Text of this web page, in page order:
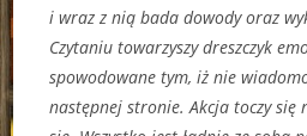
i wraz z nią bada dowody oraz
Czytaniu towarzyszy dreszczyk
spowodowane tym, iż nie
następnej stronie. Akcja toczy się